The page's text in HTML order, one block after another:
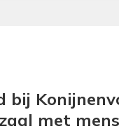
bij
met